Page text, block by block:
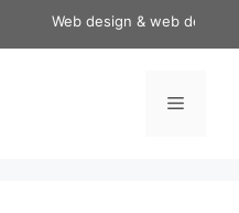
Web design & web
Menu